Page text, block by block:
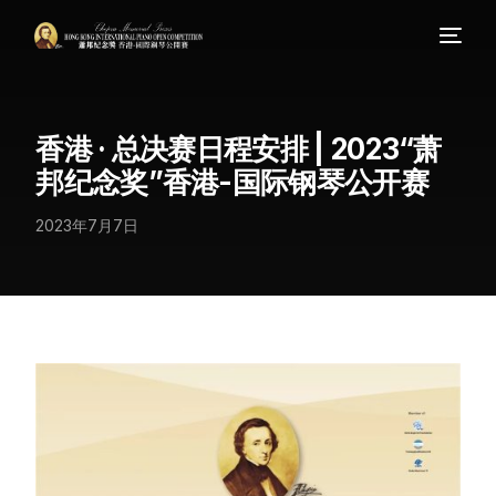
香港 · 总决赛日程安排 | 2023“萧
邦纪念奖”香港-国际钢琴公开赛
2023年7月7日